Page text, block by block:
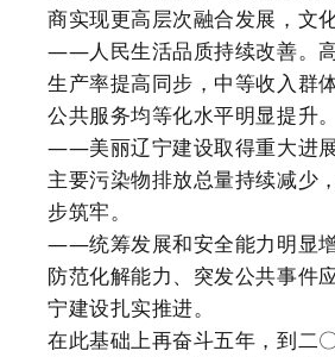
商实现更高层次融合发展，文
——人民生活品质持续改善。
生产率提高同步，中等收入群
公共服务均等化水平明显提升。
——美丽辽宁建设取得重大进
主要污染物排放总量持续减少
步筑牢。
——统筹发展和安全能力明显
防范化解能力、突发公共事件
宁建设扎实推进。
在此基础上再奋斗五年，到二